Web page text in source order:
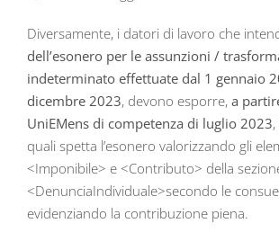
Diversamente, i datori di lavoro che
dell’esonero per le assunzioni /
indeterminato effettuate dal 1 gennaio
dicembre 2023, devono esporre, a
UniEMens di competenza di luglio 2023
quali spetta l’esonero valorizzando gli
<Imponibile> e <Contributo> della
<DenunciaIndividuale>secondo le
evidenziando la contribuzione piena.